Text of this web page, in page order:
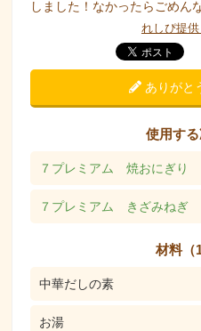
しました！なかったらごめん
れしぴ提
ありがと
使用す
７プレミアム 焼おにぎり
７プレミアム きざみねぎ
材料（
中華だしの素
お湯